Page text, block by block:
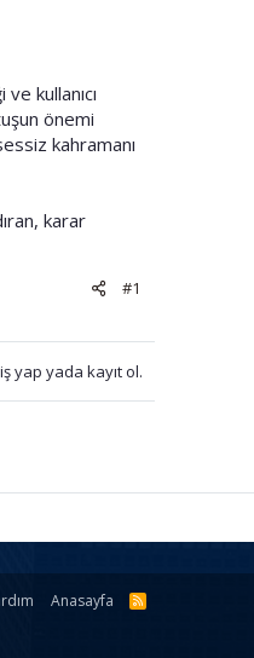
kullanıcı
önemi
kahramanı
karar
#1
yap yada kayıt ol.
Anasayfa
R
S